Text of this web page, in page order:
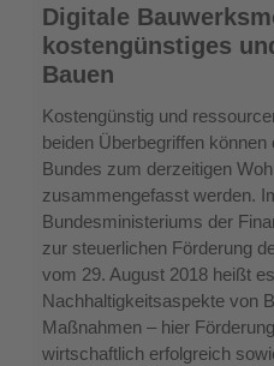
Digitale
Bauwerksmodelle:
Chancen
für
kostengünstiges
rezyklierbares
Bauen
Digitale
kostengünstiges
Bauen
Kostengünstig und
beiden Überbegriffen können
Bundes zum derzeitigen
zusammengefasst werden.
Bundesministeriums der
zur steuerlichen Förderung
vom 29. August 2018 heißt
Nachhaltigkeitsaspekte von
Maßnahmen – hier
wirtschaftlich erfolgreich